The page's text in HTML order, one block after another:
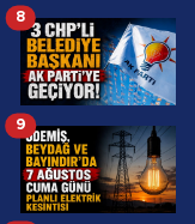
8
9